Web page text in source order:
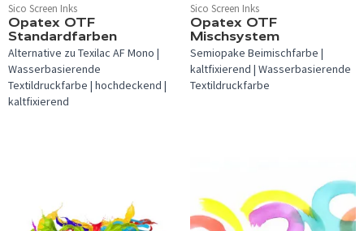
Sico Screen Inks
Opatex OTF
Standardfarben
Alternative zu Texilac AF Mono |
Wasserbasierende
Textildruckfarbe | hochdeckend |
kaltfixierend
Sico Screen Inks
Opatex OTF
Mischsystem
Semiopake Beimischfarbe |
kaltfixierend | Wasserbasierende
Textildruckfarbe